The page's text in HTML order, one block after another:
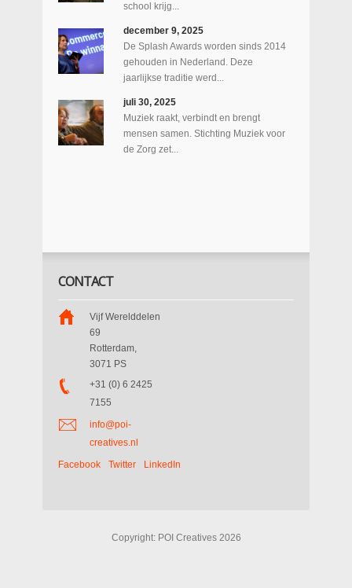
school krijg...
december 9, 2025
De Splash Awards worden sinds 2014
gehouden in Nederland. Deze
jaarlijkse traditie werd...
juli 30, 2025
Muziek raakt, verbindt en brengt
mensen samen. Stichting Muziek voor
de Zorg zet...
CONTACT
Vijf Werelddelen
69
Rotterdam,
3071 PS
+31 (0) 6 2425
7155
info@poi-
creatives.nl
Facebook
Twitter LinkedIn
Copyright: POI Creatives 2026